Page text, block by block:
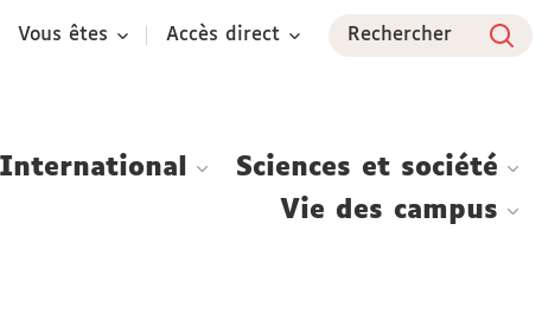
Vous êtes Accès direct Rechercher
International
Sciences et société
Vie des campus